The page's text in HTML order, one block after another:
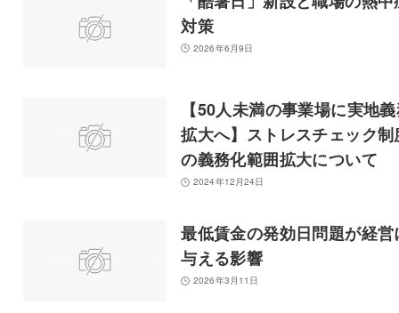
対策
2026年6月9日
【50人未満の事業場に実地
拡大へ】ストレスチェック制
の義務化範囲拡大について
2024年12月24日
最低賃金の発効日問題が経営
与える影響
2026年3月11日